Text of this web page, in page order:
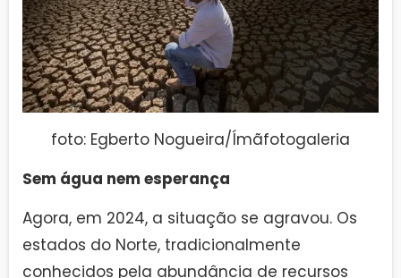
foto: Egberto Nogueira/Ímãfotogaleria
Sem água nem esperança
Agora, em 2024, a situação se agravou. Os
estados do Norte, tradicionalmente
conhecidos pela abundância de recursos